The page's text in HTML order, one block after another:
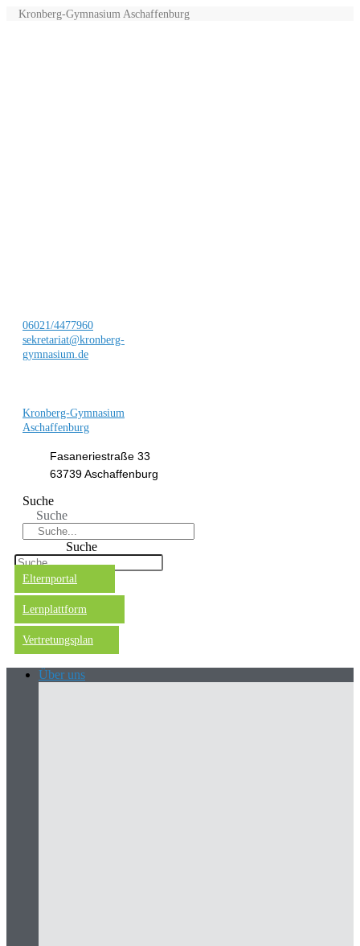
Kronberg-Gymnasium Aschaffenburg
06021/4477960
sekretariat@kronberg-
gymnasium.de
Kronberg-Gymnasium
Aschaffenburg
Fasaneriestraße 33
63739 Aschaffenburg
Suche
Suche
Suche
Elternportal
Lernplattform
Vertretungsplan
Über uns